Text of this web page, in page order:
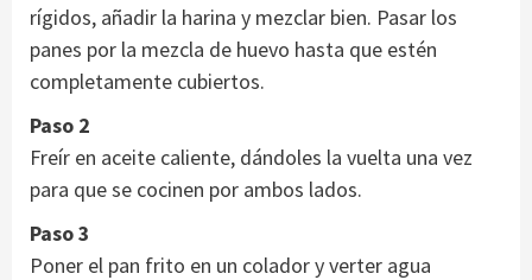
rígidos, añadir la harina y mezclar bien. Pasar los
panes por la mezcla de huevo hasta que estén
completamente cubiertos.
Paso 2
Freír en aceite caliente, dándoles la vuelta una vez
para que se cocinen por ambos lados.
Paso 3
Poner el pan frito en un colador y verter agua